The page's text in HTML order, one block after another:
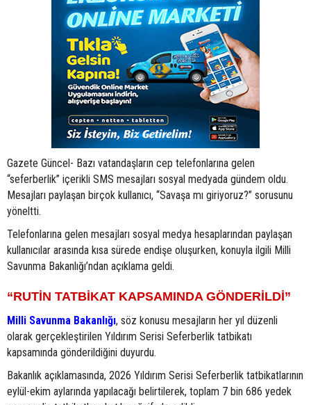
Gazete Güncel- Bazı vatandaşların cep telefonlarına gelen
“seferberlik” içerikli SMS mesajları sosyal medyada gündem oldu.
Mesajları paylaşan birçok kullanıcı, “Savaşa mı giriyoruz?” sorusunu
yöneltti.
Telefonlarına gelen mesajları sosyal medya hesaplarından paylaşan
kullanıcılar arasında kısa sürede endişe oluşurken, konuyla ilgili Milli
Savunma Bakanlığı’ndan açıklama geldi.
“RUTİN TATBİKAT KAPSAMINDA GÖNDERİLDİ”
Milli Savunma Bakanlığı, söz konusu mesajların her yıl düzenli
olarak gerçekleştirilen Yıldırım Serisi Seferberlik tatbikatı
kapsamında gönderildiğini duyurdu.
Bakanlık açıklamasında, 2026 Yıldırım Serisi Seferberlik tatbikatlarının
eylül-ekim aylarında yapılacağı belirtilerek, toplam 7 bin 686 yedek